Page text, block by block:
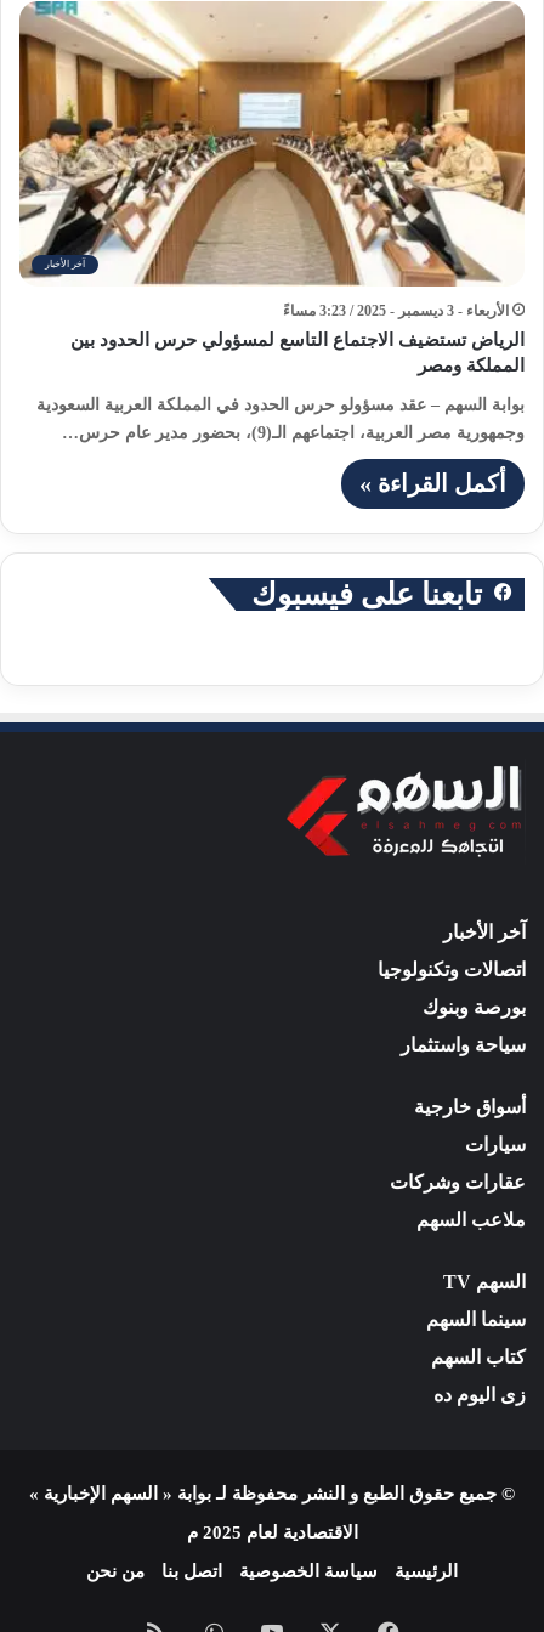
آخر الأخبار
الأربعاء - 3 ديسمبر - 2025 / 3:23 مساءً
الرياض تستضيف الاجتماع التاسع لمسؤولي حرس الحدود بين
المملكة ومصر
بوابة السهم – عقد مسؤولو حرس الحدود في المملكة العربية السعودية
وجمهورية مصر العربية، اجتماعهم الـ(9)، بحضور مدير عام حرس…
أكمل القراءة »
تابعنا على فيسبوك
آخر الأخبار
اتصالات وتكنولوجيا
بورصة وبنوك
سياحة واستثمار
أسواق خارجية
سيارات
عقارات وشركات
ملاعب السهم
السهم TV
سينما السهم
كتاب السهم
زى اليوم ده
© جميع حقوق الطبع و النشر محفوظة لـ بوابة « السهم الإخبارية »
الاقتصادية لعام 2025 م
الرئيسية
سياسة الخصوصية اتصل بنا من نحن